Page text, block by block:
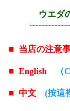
ウエダ
■ 当店の注意
■ English
■ 中文 (按這